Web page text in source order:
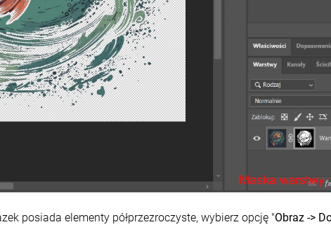
posiada elementy półprzezroczyste, wybierz opcję "Obraz ->